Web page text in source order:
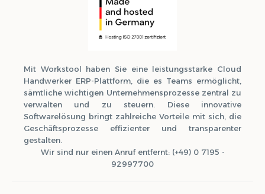
Mit Workstool haben Sie eine leistungsstarke Cloud
Handwerker ERP-Plattform, die es Teams ermöglicht,
sämtliche wichtigen Unternehmensprozesse zentral zu
verwalten und zu steuern. Diese innovative
Softwarelösung bringt zahlreiche Vorteile mit sich, die
Geschäftsprozesse effizienter und transparenter
gestalten.
Wir sind nur einen Anruf entfernt: (+49) 0 7195 -
92997700